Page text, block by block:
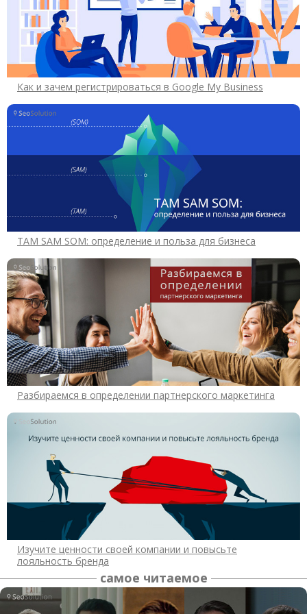
Как и зачем регистрироваться в Google My Business
TAM SAM SOM: определение и польза для бизнеса
Разбираемся в определении партнерского маркетинга
Изучите ценности своей компании и повысьте
лояльность бренда
самое читаемое